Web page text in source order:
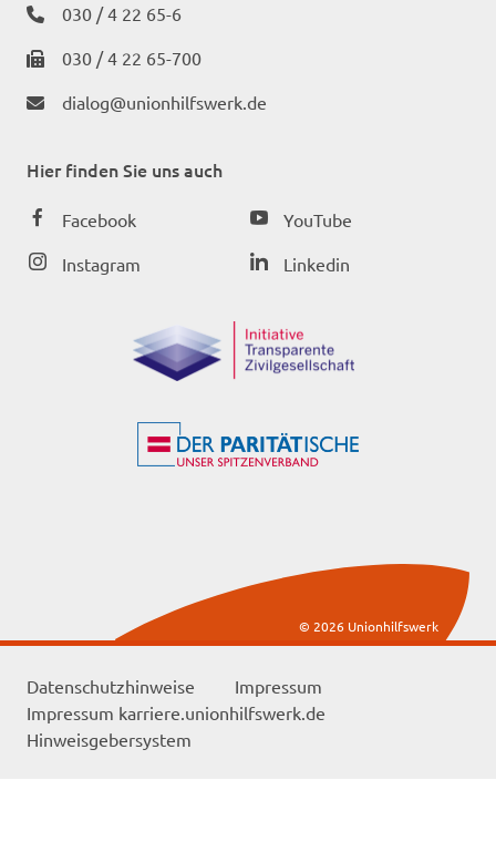
030 / 4 22 65-6
030 / 4 22 65-700
dialog@unionhilfswerk.de
Hier finden Sie uns auch
Facebook
Instagram
YouTube
Linkedin
© 2026 Unionhilfswerk
Datenschutzhinweise
Impressum
Impressum karriere.unionhilfswerk.de
Hinweisgebersystem